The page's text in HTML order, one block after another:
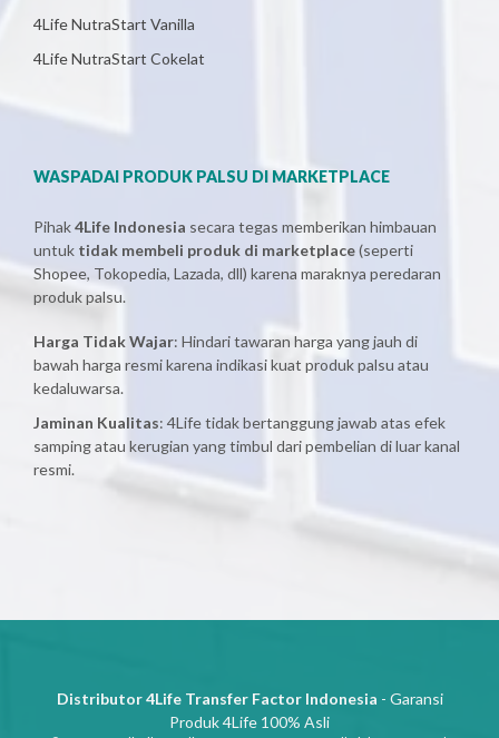
4Life NutraStart Vanilla
4Life NutraStart Cokelat
WASPADAI PRODUK PALSU DI MARKETPLACE
Pihak4Life Indonesia secara tegas memberikan himbauan
untuk tidak membeli produk di marketplace(seperti
Shopee, Tokopedia, Lazada, dll) karena maraknya peredaran
produk palsu.
Harga Tidak Wajar: Hindari tawaran harga yang jauh di
bawah harga resmi karena indikasi kuat produk palsu atau
kedaluwarsa.
Jaminan Kualitas: 4Life tidak bertanggung jawab atas efek
samping atau kerugian yang timbul dari pembelian di luar kanal
resmi.
Distributor 4Life Transfer Factor Indonesia - Garansi
Produk 4Life 100% Asli